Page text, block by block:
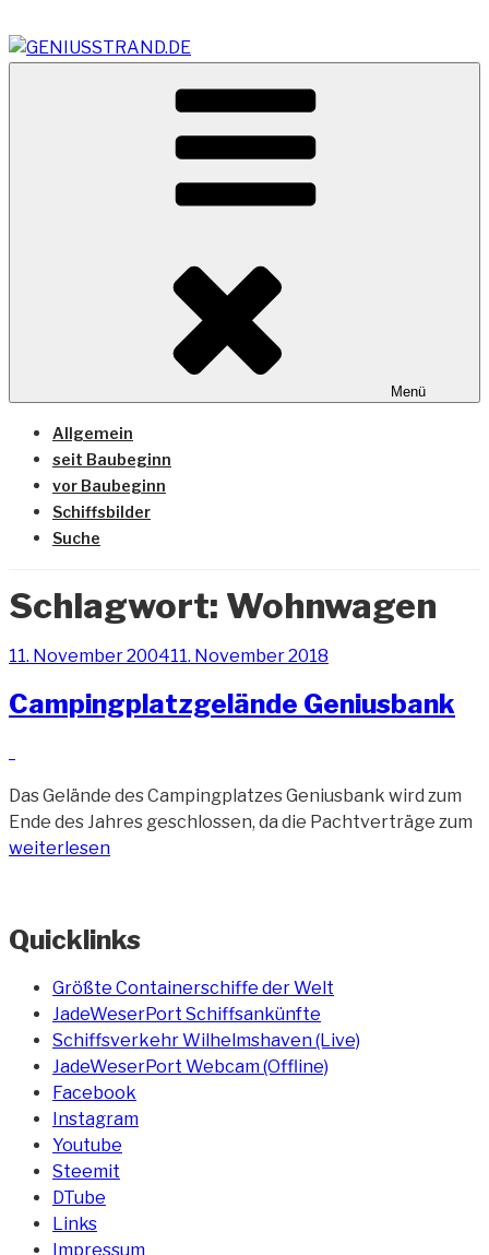
Inhalt
springen
GENIUSSTRAND.DE
Vom Geniusstrand zum JadeWeserPort/Container
Terminal Wilhelmshaven
Menü
Allgemein
seit Baubeginn
vor Baubeginn
Schiffsbilder
Suche
Schlagwort: Wohnwagen
Veröffentlicht
11. November 200411. November 2018
Campingplatzgelände Geniusbank
Das Gelände des Campingplatzes Geniusbank wird zum
Ende des Jahres geschlossen, da die Pachtverträge zum
weiterlesen
Quicklinks
Größte Containerschiffe der Welt
JadeWeserPort Schiffsankünfte
Schiffsverkehr Wilhelmshaven (Live)
JadeWeserPort Webcam (Offline)
Facebook
Instagram
Youtube
Steemit
DTube
Links
Impressum